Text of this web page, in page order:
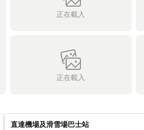
正在載入
正在載入
直達機場及滑雪場巴士站